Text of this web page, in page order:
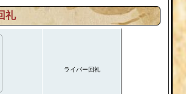
礼
ライバー回礼